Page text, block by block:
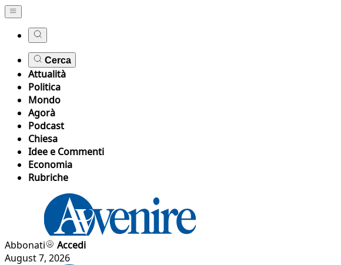
Cerca
Attualità
Politica
Mondo
Agorà
Podcast
Chiesa
Idee e Commenti
Economia
Rubriche
Abbonati
Accedi
August 7, 2026